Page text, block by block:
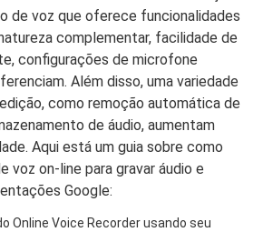
de voz que oferece funcionalidades
complementar, facilidade de
configurações de microfone
Além disso, uma variedade
como remoção automática de
de áudio, aumentam
Aqui está um guia sobre como
voz on-line para gravar áudio e
Google:
Online Voice Recorder usando seu